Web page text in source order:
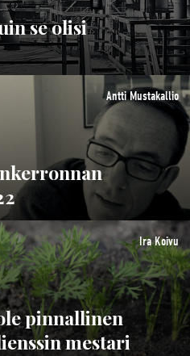
se olisi
Antti Mustakallio
Ira Koivu
pinnallinen
mestari